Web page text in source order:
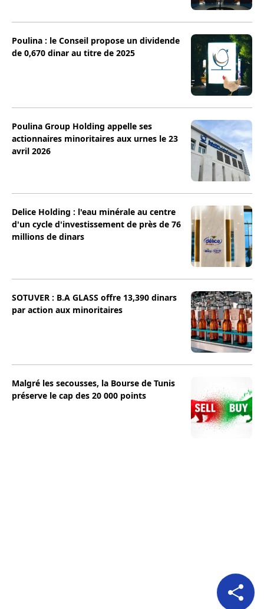
Poulina : le Conseil propose un dividende
de 0,670 dinar au titre de 2025
Poulina Group Holding appelle ses
actionnaires minoritaires aux urnes le 23
avril 2026
Delice Holding : l'eau minérale au centre
d'un cycle d'investissement de près de 76
millions de dinars
SOTUVER : B.A GLASS offre 13,390 dinars
par action aux minoritaires
Malgré les secousses, la Bourse de Tunis
préserve le cap des 20 000 points